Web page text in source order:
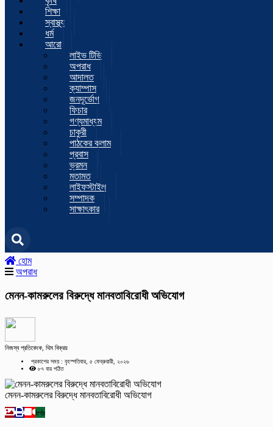
শিক্ষা
স্বাস্থ্য
ধর্ম
আরো
লাইভ টিভি
অপরাধ
আদালত
ক্যাম্পাস
জনদূর্ভোগ
ফিচার
গণ্যমাধ্যম
চাকুরী
পাঠকের কলাম
প্রবাস
ভ্রমন
মতামত
লাইফস্টাইল
সম্পাদক
সাক্ষাৎকার
হোম
অপরাধ
মেনন-কামরুলের বিরুদ্ধে মানবতাবিরোধী অভিযোগ
নিজস্ব প্রতিবেদক, থিম বিক্রয়
প্রকাশের সময় : বৃহস্পতিবার, ৫ ফেব্রুয়ারী, ২০২৬
৮৭ বার পঠিত
মেনন-কামরুলের বিরুদ্ধে মানবতাবিরোধী অভিযোগ
৮৬